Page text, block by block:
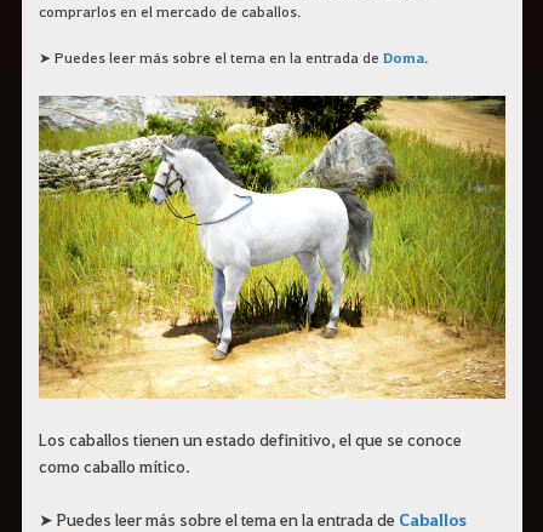
comprarlos en el mercado de caballos.
➤ Puedes leer más sobre el tema en la entrada de Doma.
Los caballos tienen un estado definitivo, el que se conoce
como caballo mítico.
➤ Puedes leer más sobre el tema en la entrada de Caballos